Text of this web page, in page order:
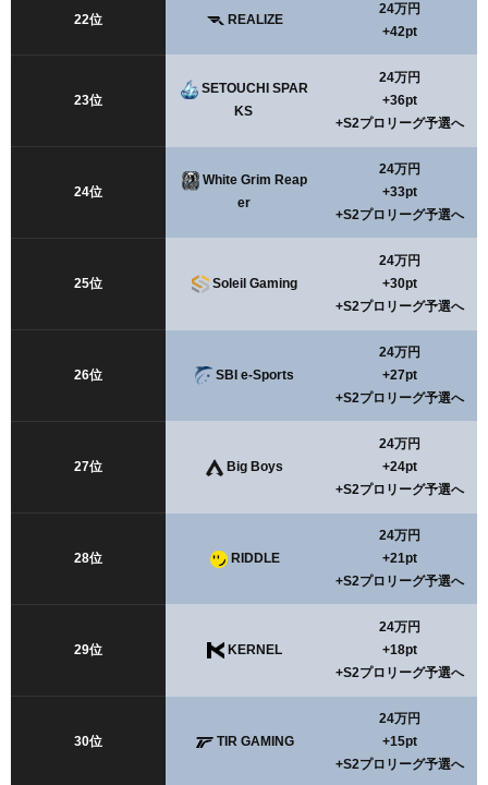
22位 REALIZE
24万円
+42pt
23位
SETOUCHI SPAR
KS
24万円
+36pt
+S2プロリーグ予選へ
24位
White Grim Reap
er
24万円
+33pt
+S2プロリーグ予選へ
25位 Soleil Gaming
24万円
+30pt
+S2プロリーグ予選へ
26位 SBI e-Sports
24万円
+27pt
+S2プロリーグ予選へ
27位 Big Boys
24万円
+24pt
+S2プロリーグ予選へ
28位 RIDDLE
24万円
+21pt
+S2プロリーグ予選へ
29位 KERNEL
24万円
+18pt
+S2プロリーグ予選へ
30位 TIR GAMING
24万円
+15pt
+S2プロリーグ予選へ